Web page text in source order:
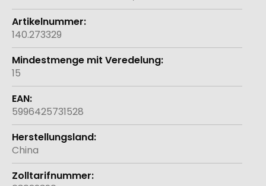
140.273329
15
5996425731528
China